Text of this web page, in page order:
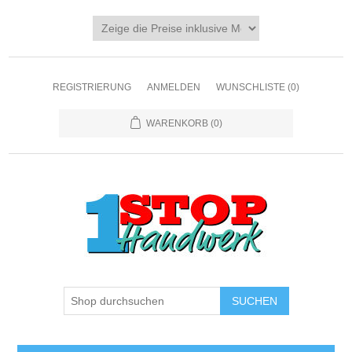
REGISTRIERUNG ANMELDEN WUNSCHLISTE (0)
WARENKORB (0)